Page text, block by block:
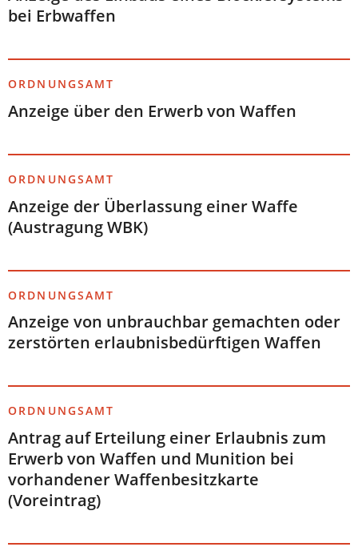
bei Erbwaffen
ORDNUNGSAMT
Anzeige über den Erwerb von Waffen
ORDNUNGSAMT
Anzeige der Überlassung einer Waffe
(Austragung WBK)
ORDNUNGSAMT
Anzeige von unbrauchbar gemachten oder
zerstörten erlaubnisbedürftigen Waffen
ORDNUNGSAMT
Antrag auf Erteilung einer Erlaubnis zum
Erwerb von Waffen und Munition bei
vorhandener Waffenbesitzkarte
(Voreintrag)